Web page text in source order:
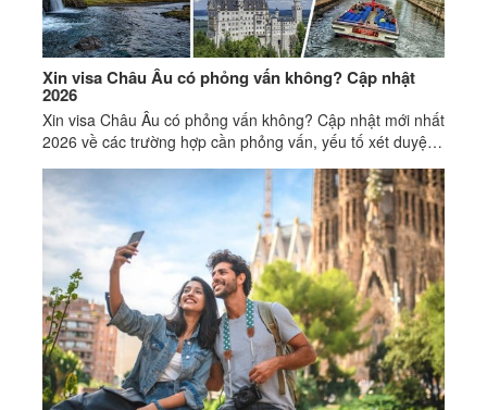
Xin visa Châu Âu có phỏng vấn không? Cập nhật
2026
Xin visa Châu Âu có phỏng vấn không? Cập nhật mới nhất
2026 về các trường hợp cần phỏng vấn, yếu tố xét duyệt